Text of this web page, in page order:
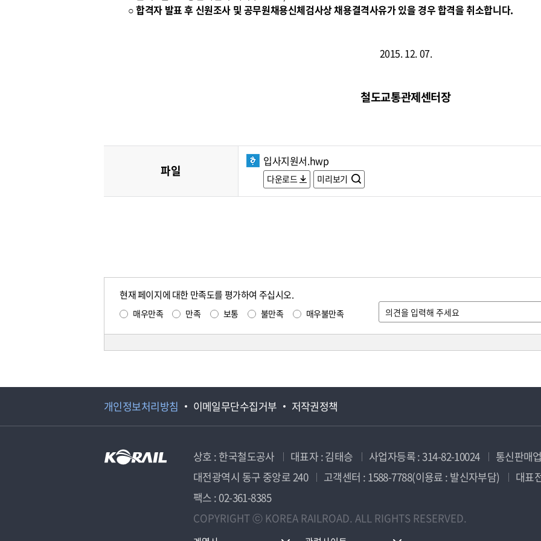
○ 합격자 발표 후 신원조사 및 공무원채용신체검사상 채용결격사유가 있을 경우 합격을 취소합니다.
2015. 12. 07.
철도교통관제센터장
파일
입사지원서.hwp
다운로드 미리보기
현재 페이지에 대한 만족도를 평가하여 주십시오.
매우만족 만족 보통 불만족 매우불만족
개인정보처리방침 이메일무단수집거부 저작권정책
상호 : 한국철도공사 대표자 : 김태승 사업자등록 : 314-82-10024
통신판매
대전광역시 동구 중앙로 240
고객센터 : 1588-7788(이용료 : 발신자부담)
대표
팩스 : 02-361-8385
COPYRIGHT ⓒ KOREA RAILROAD. ALL RIGHTS RESERVED.